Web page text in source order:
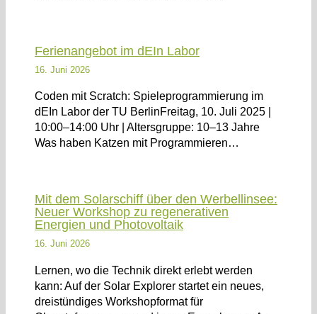
Ferienangebot im dEIn Labor
16. Juni 2026
Coden mit Scratch: Spieleprogrammierung im
dEIn Labor der TU BerlinFreitag, 10. Juli 2025 |
10:00–14:00 Uhr | Altersgruppe: 10–13 Jahre
Was haben Katzen mit Programmieren…
Mit dem Solarschiff über den Werbellinsee:
Neuer Workshop zu regenerativen
Energien und Photovoltaik
16. Juni 2026
Lernen, wo die Technik direkt erlebt werden
kann: Auf der Solar Explorer startet ein neues,
dreistündiges Workshopformat für